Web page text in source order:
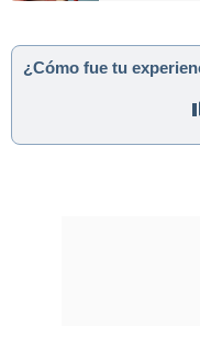
¿Cómo fue tu